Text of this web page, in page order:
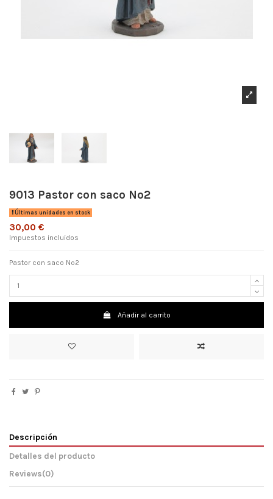
9013 Pastor con saco Nº2
Últimas unidades en stock
30,00 €
Impuestos incluidos
Pastor con saco Nº2
Añadir al carrito
Descripción
Detalles del producto
Reviews(0)